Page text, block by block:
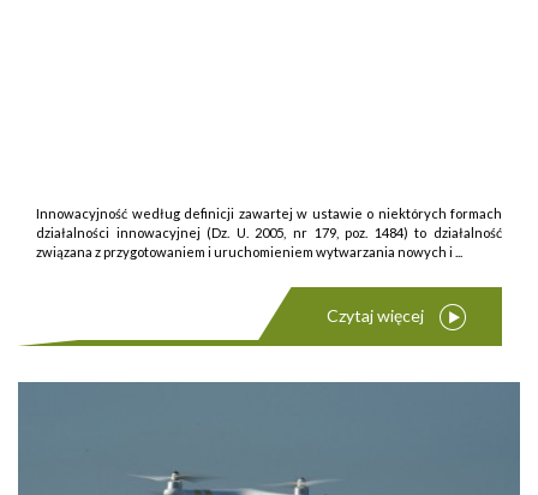
Innowacyjność według definicji zawartej w ustawie o niektórych formach
działalności innowacyjnej (Dz. U. 2005, nr 179, poz. 1484) to działalność
związana z przygotowaniem i uruchomieniem wytwarzania nowych i ...
Czytaj więcej